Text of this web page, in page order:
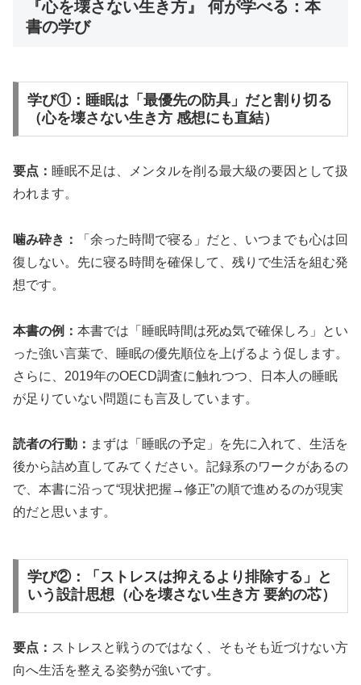
『心を壊さない生き方』 何が学べる：本
書の学び
学び①：睡眠は「最優先の防具」だと割り切る
（心を壊さない生き方 感想にも直結）
要点： 睡眠不足は、メンタルを削る最大級の要因として扱
われます。
噛み砕き：
「余った時間で寝る」だと、いつまでも心は回
復しない。先に寝る時間を確保して、残りで生活を組む発
想です。
本書の例： 本書では「睡眠時間は死ぬ気で確保しろ」とい
った強い言葉で、睡眠の優先順位を上げるよう促します。
さらに、2019年のOECD調査に触れつつ、日本人の睡眠
が足りていない問題にも言及しています。
読者の行動： まずは「睡眠の予定」を先に入れて、生活を
後から詰め直してみてください。記録系のワークがあるの
で、本書に沿って“現状把握→修正”の順で進めるのが現実
的だと思います。
学び②：「ストレスは抑えるより排除する」と
いう設計思想（心を壊さない生き方 要約の芯）
要点： ストレスと戦うのではなく、そもそも近づけない方
向へ生活を整える姿勢が強いです。